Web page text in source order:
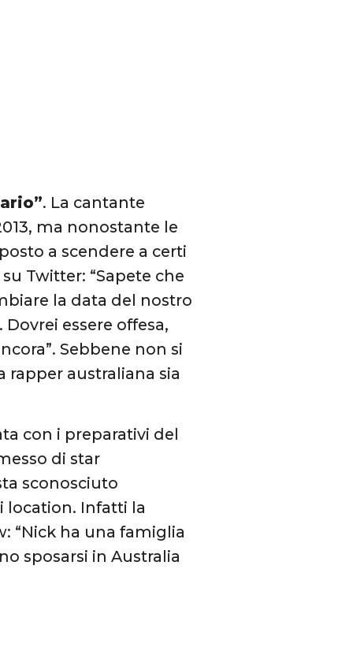
. La cantante
ma nonostante le
a scendere a certi
Twitter: “Sapete che
la data del nostro
essere offesa,
Sebbene non si
rapper australiana sia
con i preparativi del
di star
sconosciuto
location. Infatti la
“Nick ha una famiglia
sposarsi in Australia